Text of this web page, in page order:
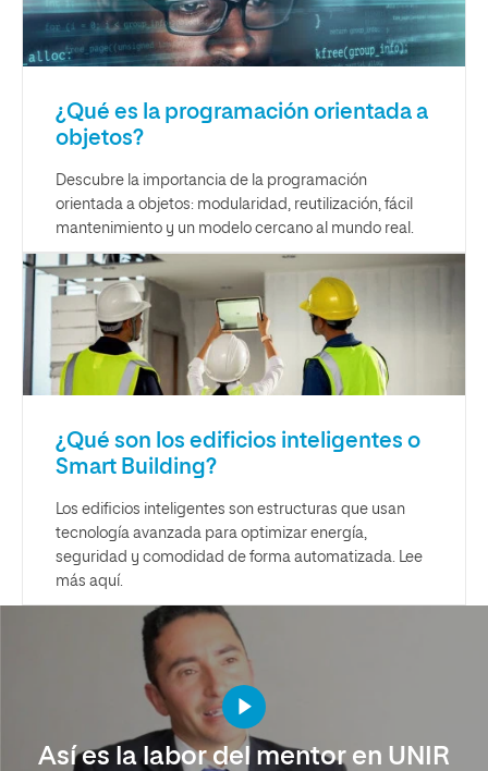
¿Qué es la programación orientada a
objetos?
Descubre la importancia de la programación
orientada a objetos: modularidad, reutilización, fácil
mantenimiento y un modelo cercano al mundo real.
¿Qué son los edificios inteligentes o
Smart Building?
Los edificios inteligentes son estructuras que usan
tecnología avanzada para optimizar energía,
seguridad y comodidad de forma automatizada. Lee
más aquí.
Así es la labor del mentor en UNIR